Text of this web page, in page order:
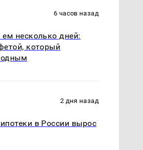
6 часов назад
несколько дней:
который
2 дня назад
в России вырос